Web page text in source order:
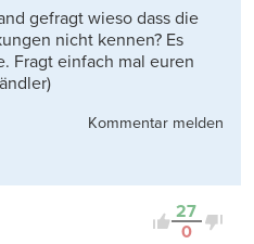
gefragt wieso dass die
nicht kennen? Es
Fragt einfach mal euren
Kommentar melden
27
0